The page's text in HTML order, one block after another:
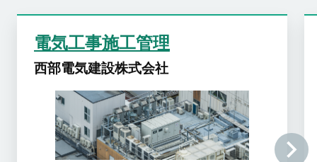
電気工事施工管理
西部電気建設株式会社